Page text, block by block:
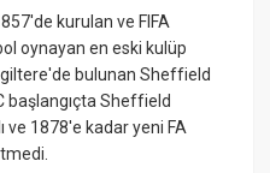
kurulan ve FIFA
oynayan en eski kulüp
bulunan Sheffield
başlangıçta Sheffield
ve 1878'e kadar yeni FA